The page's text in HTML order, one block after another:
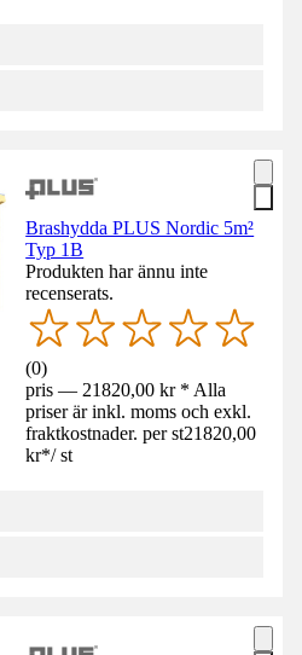
Brashydda PLUS Nordic 5m²
Typ 1B
Produkten har ännu inte
recenserats.
(0)
pris — 21820,00 kr * Alla
priser är inkl. moms och exkl.
fraktkostnader. per st21820,00
kr*/ st